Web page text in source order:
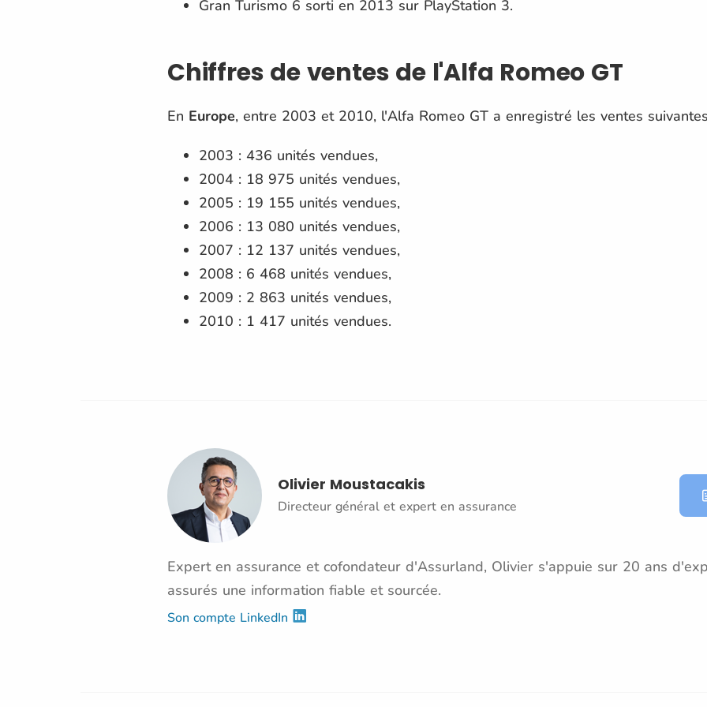
Gran Turismo 6 sorti en 2013 sur PlayStation 3.
Chiffres de ventes de l'Alfa Romeo GT
En Europe, entre 2003 et 2010, l'Alfa Romeo GT a enregistré les ventes
2003 : 436 unités vendues,
2004 : 18 975 unités vendues,
2005 : 19 155 unités vendues,
2006 : 13 080 unités vendues,
2007 : 12 137 unités vendues,
2008 : 6 468 unités vendues,
2009 : 2 863 unités vendues,
2010 : 1 417 unités vendues.
Olivier Moustacakis
Directeur général et expert en assurance
Expert en assurance et cofondateur d'Assurland, Olivier s'appuie sur 20 ans
assurés une information fiable et sourcée.
Son compte LinkedIn